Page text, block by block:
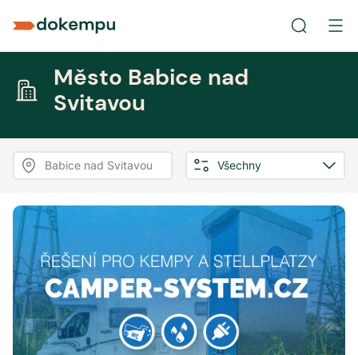
Město Babice nad
Svitavou
Babice nad Svitavou Všechny